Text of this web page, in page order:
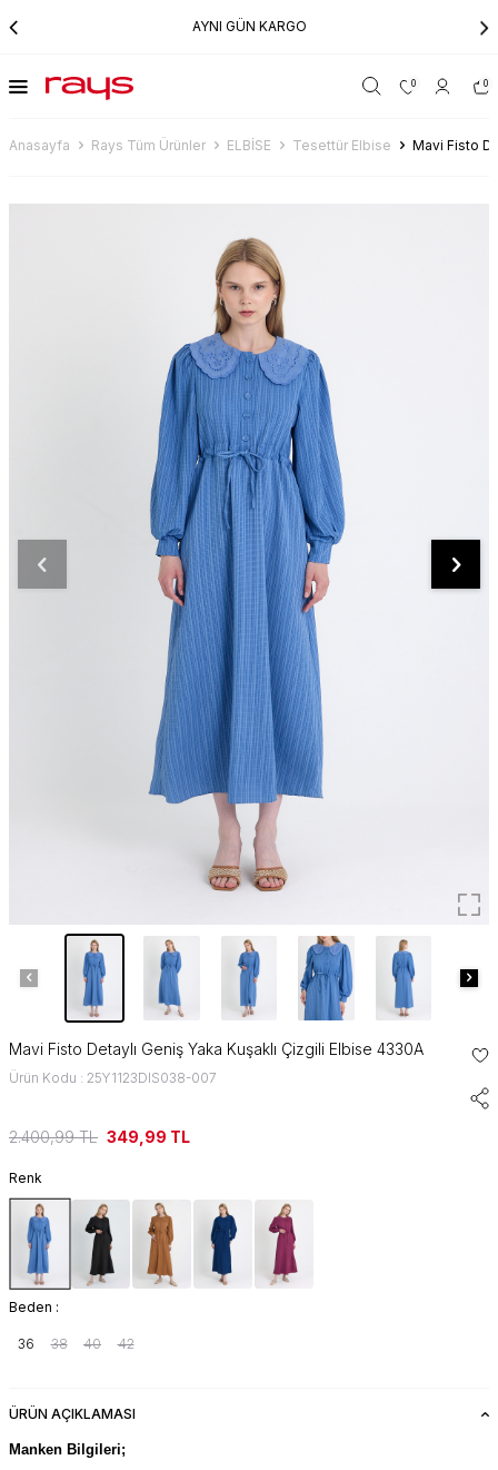
AYNI GÜN KARGO
0 0
Anasayfa Rays Tüm Ürünler ELBİSE Tesettür Elbise Mavi Fisto
Mavi Fisto Detaylı Geniş Yaka Kuşaklı Çizgili Elbise 4330A
Ürün Kodu : 25Y1123DIS038-007
2.400,99TL 349,99 TL
Renk
Beden :
36 38 40 42
ÜRÜN AÇIKLAMASI
Manken Bilgileri;